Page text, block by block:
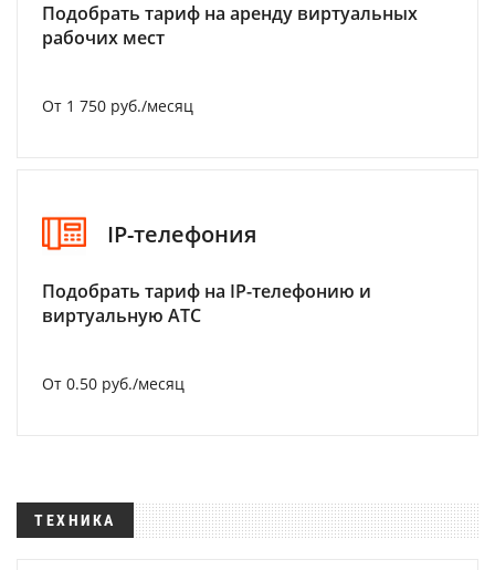
Подобрать тариф на аренду виртуальных
рабочих мест
От 1 750 руб./месяц
IP-телефония
Подобрать тариф на IP-телефонию и
виртуальную АТС
От 0.50 руб./месяц
ТЕХНИКА